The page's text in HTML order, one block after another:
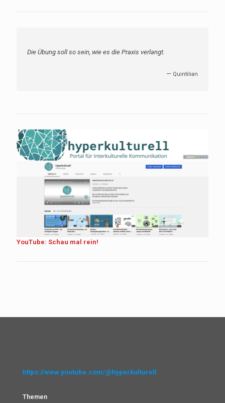
Die Übung soll so sein, wie es die Praxis verlangt.
— Quintilian
YouTube: Schau mal rein!
https://www.youtube.com/@hyperkulturell
Themen